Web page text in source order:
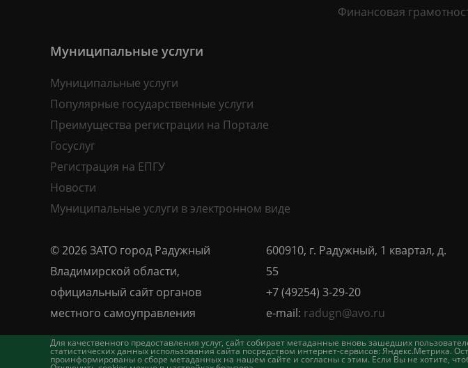
Для качественного предоставления услуг, сайт собирает метаданные вновь зашедших
статистических данных использования сайта посредством интернет-сервисов: Яндекс.Метрика.
проинформированы о сборе метаданных на нашем сайте и согласны с этим. Если Вы не хотите,
Финансовая
Муниципальные услуги
Муниципальные услуги
Популярные государственные услуги
Преимущества регистрации на Портале
Госуслуг
Регистрация на ЕПГУ
Новости
Муниципальные услуги в электронном виде
© 2026 ЗАТО город Радужный
Владимирской области,
официальный сайт органов
местного самоуправления
600910, г. Радужный, 1 квартал, д.
55
+7 (49254) 3-29-20
e-mail: radugn@avo.ru